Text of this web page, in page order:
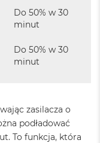
Do 50% w 30
minut
Do 50% w 30
minut
zasilacza o
podładować
To funkcja, która